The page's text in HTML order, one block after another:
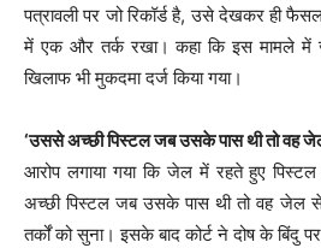
पत्रावली पर जो रिकॉर्ड है, उसे देखकर ही
में एक और तर्क रखा। कहा कि इस मामले में
खिलाफ भी मुकदमा दर्ज किया गया।
‘उससे अच्छी पिस्टल जब उसके पास थी तो वह जेल
आरोप लगाया गया कि जेल में रहते हुए
अच्छी पिस्टल जब उसके पास थी तो वह जेल से
तर्कों को सुना। इसके बाद कोर्ट ने दोष के बिंदु